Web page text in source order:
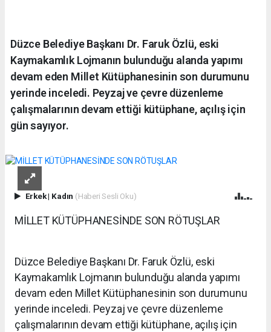
Düzce Belediye Başkanı Dr. Faruk Özlü, eski
Kaymakamlık Lojmanın bulunduğu alanda yapımı
devam eden Millet Kütüphanesinin son durumunu
yerinde inceledi. Peyzaj ve çevre düzenleme
çalışmalarının devam ettiği kütüphane, açılış için
gün sayıyor.
Erkek| Kadın (Haberi Sesli Oku)
MİLLET KÜTÜPHANESİNDE SON RÖTUŞLAR
Düzce Belediye Başkanı Dr. Faruk Özlü, eski
Kaymakamlık Lojmanın bulunduğu alanda yapımı
devam eden Millet Kütüphanesinin son durumunu
yerinde inceledi. Peyzaj ve çevre düzenleme
çalışmalarının devam ettiği kütüphane, açılış için